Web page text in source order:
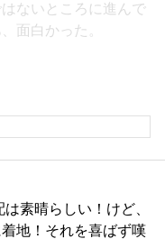
ないところに進んで
面白かった。
素晴らしい！けど、
地！それを喜ばず嘆